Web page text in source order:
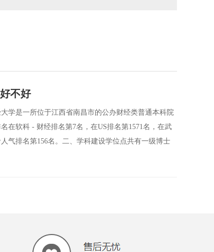
不好
学是一所位于江西省南昌市的公办财经类普通本科院
在软科 - 财经排名第7名，在US排名第1571名，在武
气排名第156名。二、学科建设学位点共有一级博士